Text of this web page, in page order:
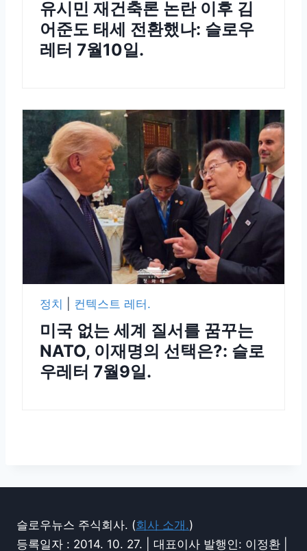
유시민 재건축론 논란 이후 김
어준도 태세 전환했나: 슬로우
레터 7월10일.
정치 컨텍스트 레터.
미국 없는 세계 질서를 꿈꾸는
NATO, 이재명의 선택은?: 슬로
우레터 7월9일.
슬로우뉴스 주식회사. (회사 소개.)
등록일자 : 2014. 10. 27. | 대표이사 발행인: 이정환 |